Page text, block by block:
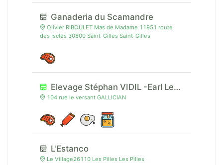
Ganaderia du Scamandre
Olivier RIBOULET Mas de Madame 11951 route
des Iscles 30800 Saint-Gilles Saint-Gilles
Elevage Stéphan VIDIL -Earl Les Combes Mégères
104 rue le versant GALLICIAN
L'Estanco
Le Village26110 Les Pilles Les Pilles